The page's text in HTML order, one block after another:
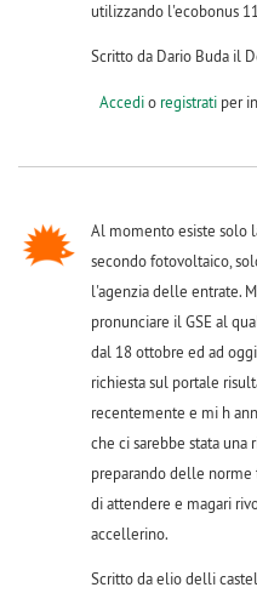
utilizzando l'ecobonus
Scritto da Dario Buda il
Accedio registratiper
Al momento esiste solo
secondo fotovoltaico,
l'agenzia delle entrate.
pronunciare il GSE al
dal 18 ottobre ed ad
richiesta sul portale
recentemente e mi h
che ci sarebbe stata una
preparando delle norme
di attendere e magari
accellerino.
Scritto da elio delli